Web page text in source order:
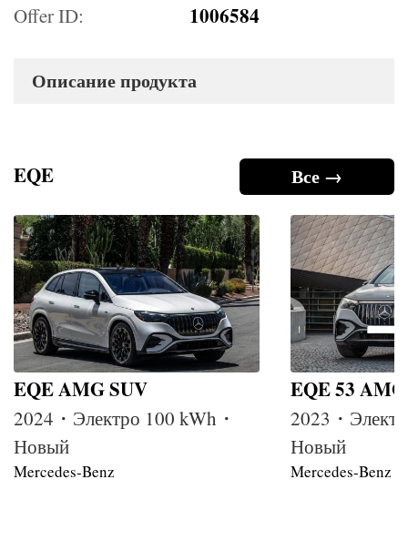
Offer ID: 1006584
Описание продукта
Все →
EQE
EQE AMG SUV
2024・Электро 100 kWh・
Новый
Mercedes-Benz
EQE 53
2023・
Новый
Mercedes-Benz